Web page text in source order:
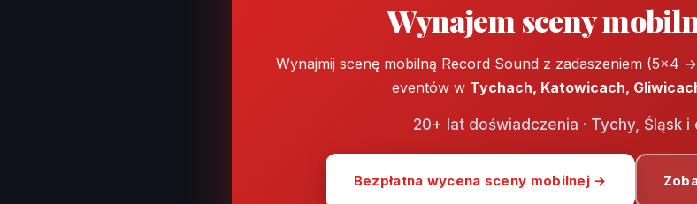
Wynajem sceny
Wynajmij scenę mobilną Record Sound z zadaszeniem (5×4
eventów w Tychach, Katowicach,
20+ lat doświadczenia · Tychy, Śląsk i
Bezpłatna wycena sceny mobilnej →